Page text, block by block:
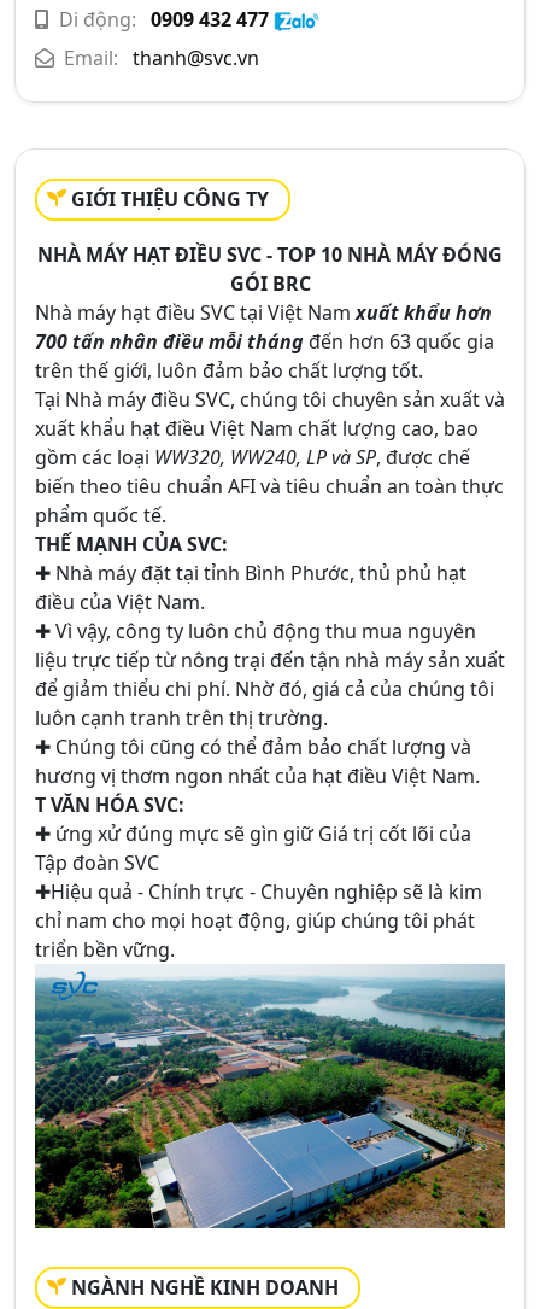
Di động: 0909 432 477
Email: thanh@svc.vn
GIỚI THIỆU CÔNG TY
NHÀ MÁY HẠT ĐIỀU SVC - TOP 10 NHÀ MÁY ĐÓNG
GÓI BRC
Nhà máy hạt điều SVC tại Việt Namxuất khẩu hơn
700 tấn nhân điều mỗi thángđến hơn 63 quốc gia
trên thế giới, luôn đảm bảo chất lượng tốt.
Tại Nhà máy điều SVC, chúng tôi chuyên sản xuất và
xuất khẩu hạt điều Việt Nam chất lượng cao, bao
gồm các loại WW320, WW240, LP và SP, được chế
biến theo tiêu chuẩn AFI và tiêu chuẩn an toàn thực
phẩm quốc tế.
THẾ MẠNH CỦA SVC:
✚ Nhà máy đặt tại tỉnh Bình Phước, thủ phủ hạt
điều của Việt Nam.
✚ Vì vậy, công ty luôn chủ động thu mua nguyên
liệu trực tiếp từ nông trại đến tận nhà máy sản xuất
để giảm thiểu chi phí. Nhờ đó, giá cả của chúng tôi
luôn cạnh tranh trên thị trường.
✚ Chúng tôi cũng có thể đảm bảo chất lượng và
hương vị thơm ngon nhất của hạt điều Việt Nam.
T VĂN HÓA SVC:
✚ ứng xử đúng mực sẽ gìn giữ Giá trị cốt lõi của
Tập đoàn SVC
✚Hiệu quả - Chính trực - Chuyên nghiệp sẽ là kim
chỉ nam cho mọi hoạt động, giúp chúng tôi phát
triển bền vững.
NGÀNH NGHỀ KINH DOANH